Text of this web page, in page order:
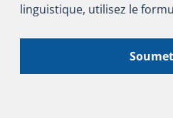
linguistique, utilisez le